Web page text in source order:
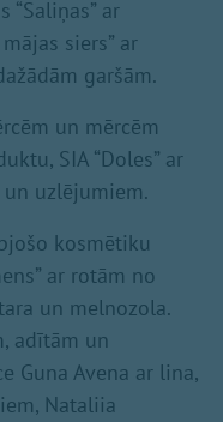
“Saliņas” ar
siers” ar
garšām.
un mērcēm
SIA “Doles” ar
uzlējumiem.
kosmētiku
ar rotām no
un melnozola.
adītām un
Guna Avena ar lina,
Nataliia